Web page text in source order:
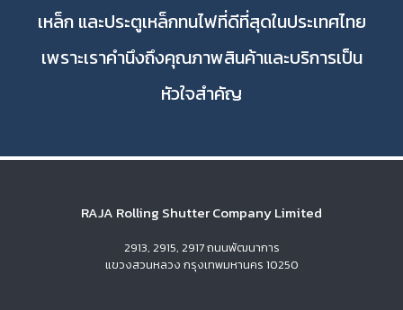
เหล็ก และประตูเหล็กทนไฟที่ดีที่สุดในประเทศไทย
เพราะเราคำนึงถึงคุณภาพสินค้าและบริการเป็น
หัวใจสำคัญ
RAJA Rolling Shutter Company Limited
2913, 2915, 2917 ถนนพัฒนาการ
แขวงสวนหลวง กรุงเทพมหานคร 10250